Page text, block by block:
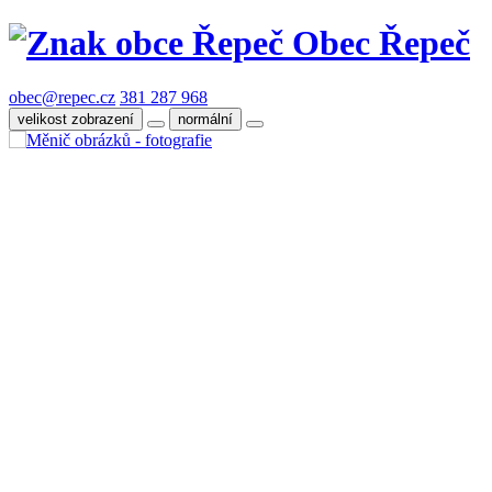
Obec Řepeč
obec@repec.cz 381 287 968
velikost zobrazení normální